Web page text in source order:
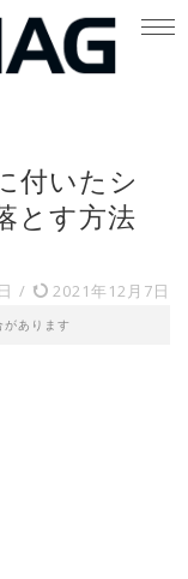
付いたシ
とす方法
/ 2021年12月7日
があります